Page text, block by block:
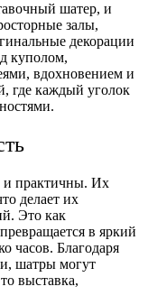
шатер, и
залы,
декорации
куполом,
вдохновением и
где каждый уголок
и практичны. Их
делает их
Это как
в яркий
часов. Благодаря
шатры могут
выставка,